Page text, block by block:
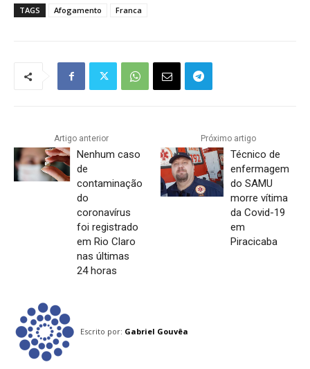
TAGS Afogamento Franca
Artigo anterior
Nenhum caso
de
contaminação
do
coronavírus
foi registrado
em Rio Claro
nas últimas
24 horas
Próximo artigo
Técnico de
enfermagem
do SAMU
morre vítima
da Covid-19
em
Piracicaba
Escrito por: Gabriel Gouvêa